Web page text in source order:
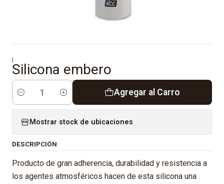
|
Silicona embero
Cantidad
Agregar al Carro
Mostrar stock de ubicaciones
DESCRIPCIÓN
Producto de gran adherencia, durabilidad y resistencia a
los agentes atmosféricos hacen de esta silicona una